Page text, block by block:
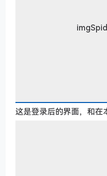
这是登录后的界面，和在